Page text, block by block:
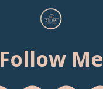
Follow Me